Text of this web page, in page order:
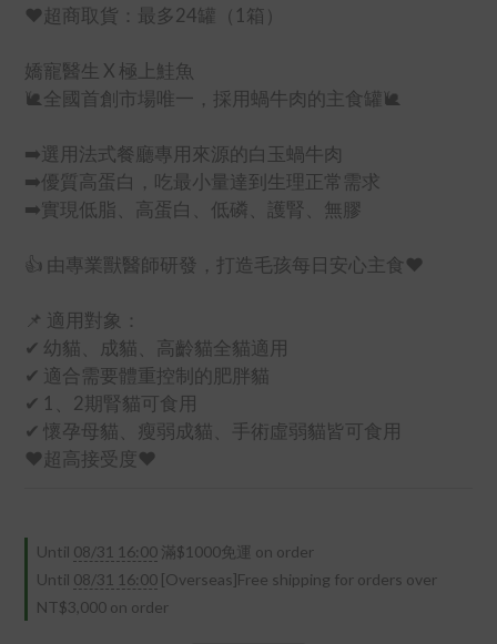
❤️超商取貨：最多24罐（1箱）
嬌寵醫生 X 極上鮭魚
🐌全國首創市場唯一，採用蝸牛肉的主食罐🐌
➡️選用法式餐廳專用來源的白玉蝸牛肉
➡️優質高蛋白，吃最小量達到生理正常需求
➡️實現低脂、高蛋白、低磷、護腎、無膠
👍 由專業獸醫師研發，打造毛孩每日安心主食❤️
📌 適用對象：
✔ 幼貓、成貓、高齡貓全貓適用
✔ 適合需要體重控制的肥胖貓
✔ 1、2期腎貓可食用
✔ 懷孕母貓、瘦弱成貓、手術虛弱貓皆可食用
❤️超高接受度❤️
Until 08/31 16:00 滿$1000免運 on order
Until 08/31 16:00 [Overseas]Free shipping for orders over
NT$3,000 on order